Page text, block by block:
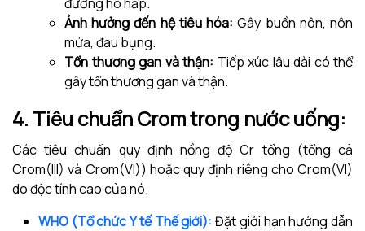
Ảnh hưởng đến hệ tiêu hóa: Gây buồn nôn, nôn
mửa, đau bụng.
Tổn thương gan và thận: Tiếp xúc lâu dài có thể
gây tổn thương gan và thận.
4. Tiêu chuẩn Crom trong nước uống:
Các tiêu chuẩn quy định nồng độ Cr tổng (tổng cả
Crom(III) và Crom(VI)) hoặc quy định riêng cho Crom(VI)
do độc tính cao của nó.
WHO (Tổ chức Y tế Thế giới): Đặt giới hạn hướng dẫn